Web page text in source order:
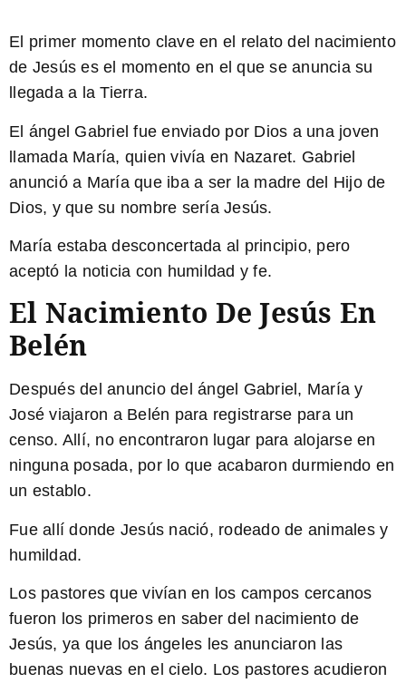
El primer momento clave en el relato del nacimiento
de Jesús es el momento en el que se anuncia su
llegada a la Tierra.
El ángel Gabriel fue enviado por Dios a una joven
llamada María, quien vivía en Nazaret. Gabriel
anunció a María que iba a ser la madre del Hijo de
Dios, y que su nombre sería Jesús.
María estaba desconcertada al principio, pero
aceptó la noticia con humildad y fe.
El Nacimiento De Jesús En
Belén
Después del anuncio del ángel Gabriel, María y
José viajaron a Belén para registrarse para un
censo. Allí, no encontraron lugar para alojarse en
ninguna posada, por lo que acabaron durmiendo en
un establo.
Fue allí donde Jesús nació, rodeado de animales y
humildad.
Los pastores que vivían en los campos cercanos
fueron los primeros en saber del nacimiento de
Jesús, ya que los ángeles les anunciaron las
buenas nuevas en el cielo. Los pastores acudieron